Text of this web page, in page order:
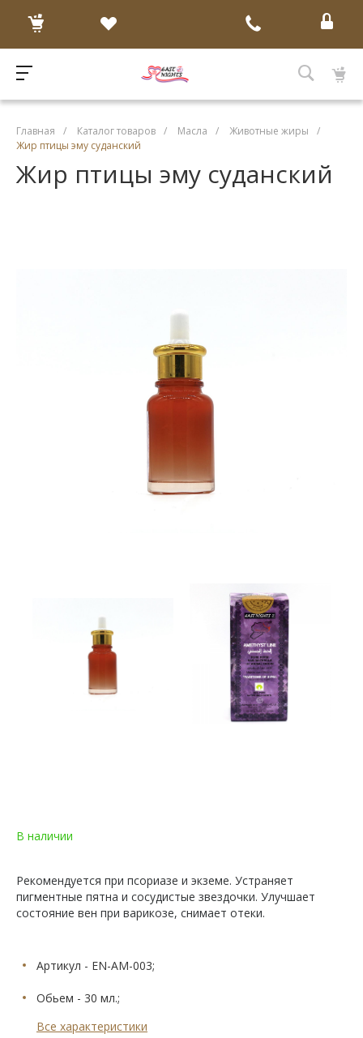
Главная / Каталог товаров / Масла / Животные жиры
/
Жир птицы эму суданский
Жир птицы эму суданский
В наличии
Рекомендуется при псориазе и экземе. Устраняет
пигментные пятна и сосудистые звездочки. Улучшает
состояние вен при варикозе, снимает отеки.
Артикул - EN-AM-003;
Обьем - 30 мл.;
Все характеристики